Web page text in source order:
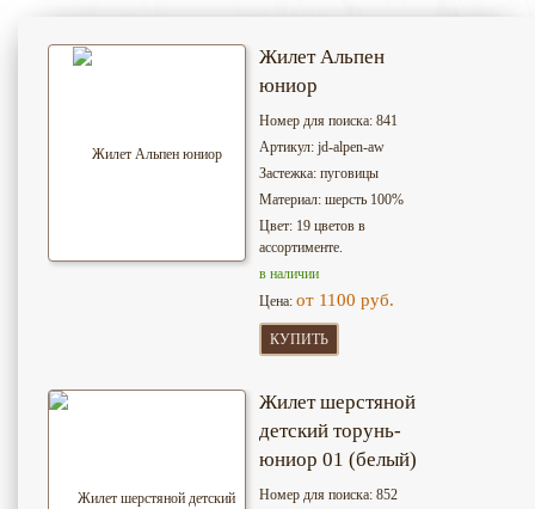
Жилет Альпен
юниор
Номер для поиска: 841
Артикул: jd-alpen-aw
Застежка: пуговицы
Материал: шерсть 100%
Цвет: 19 цветов в
ассортименте.
в наличии
Цена: от 1100 руб.
КУПИТЬ
Жилет шерстяной
детский торунь-
юниор 01 (белый)
Номер для поиска: 852